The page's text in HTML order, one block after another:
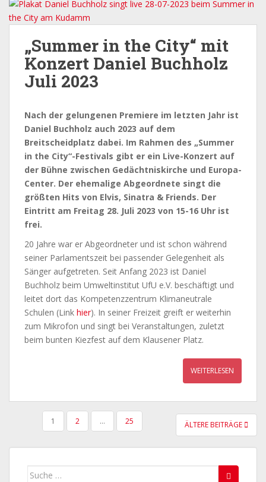
„Summer in the City“ mit
Konzert Daniel Buchholz
Juli 2023
Nach der gelungenen Premiere im letzten Jahr ist
Daniel Buchholz auch 2023 auf dem
Breitscheidplatz dabei. Im Rahmen des „Summer
in the City“-Festivals gibt er ein Live-Konzert auf
der Bühne zwischen Gedächtniskirche und Europa-
Center. Der ehemalige Abgeordnete singt die
größten Hits von Elvis, Sinatra & Friends. Der
Eintritt am Freitag 28. Juli 2023 von 15-16 Uhr ist
frei.
20 Jahre war er Abgeordneter und ist schon während
seiner Parlamentszeit bei passender Gelegenheit als
Sänger aufgetreten. Seit Anfang 2023 ist Daniel
Buchholz beim Umweltinstitut UfU e.V. beschäftigt und
leitet dort das Kompetenzzentrum Klimaneutrale
Schulen (Link hier). In seiner Freizeit greift er weiterhin
zum Mikrofon und singt bei Veranstaltungen, zuletzt
beim bunten Kiezfest auf dem Klausener Platz.
WEITERLESEN
SEITENNUMMERIERUNG
BEITRÄGE
1 2 … 25 ÄLTERE BEITRÄGE
Suche